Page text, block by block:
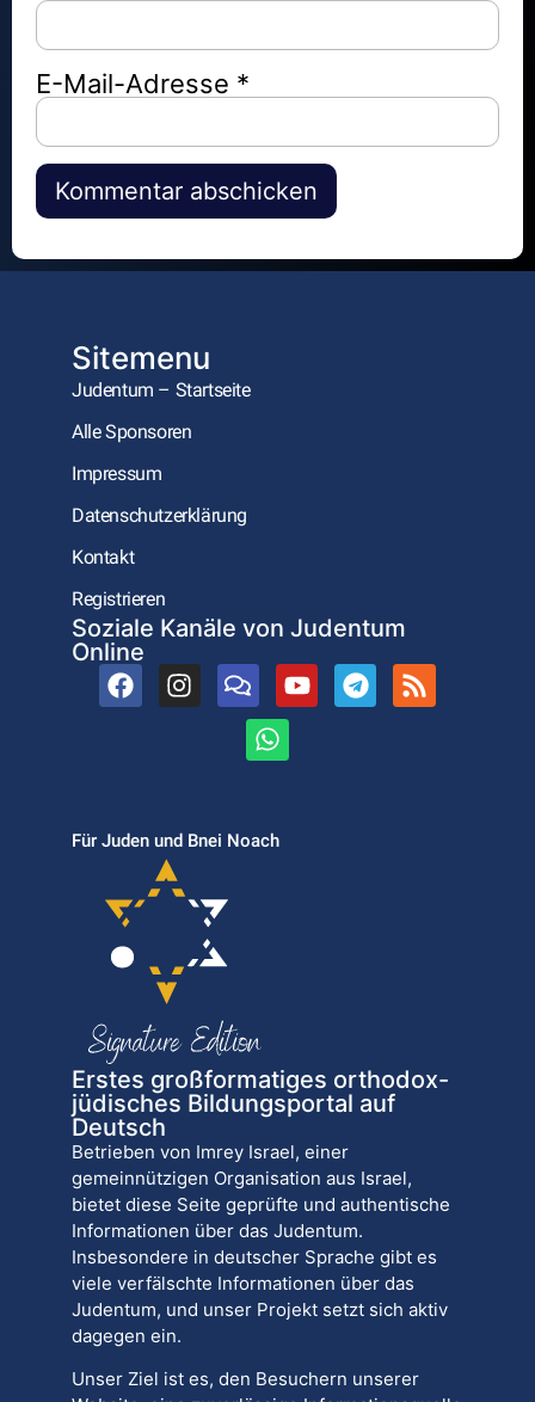
E-Mail-Adresse *
Alternative:
Sitemenu
Judentum – Startseite
Alle Sponsoren
Impressum
Datenschutzerklärung
Kontakt
Registrieren
Soziale Kanäle von Judentum
Online
Für Juden und Bnei Noach
Erstes großformatiges orthodox-
jüdisches Bildungsportal auf
Deutsch
Betrieben von Imrey Israel, einer
gemeinnützigen Organisation aus Israel,
bietet diese Seite geprüfte und authentische
Informationen über das Judentum.
Insbesondere in deutscher Sprache gibt es
viele verfälschte Informationen über das
Judentum, und unser Projekt setzt sich aktiv
dagegen ein.
Unser Ziel ist es, den Besuchern unserer